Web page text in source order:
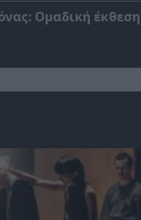
Ομαδική έκθεση